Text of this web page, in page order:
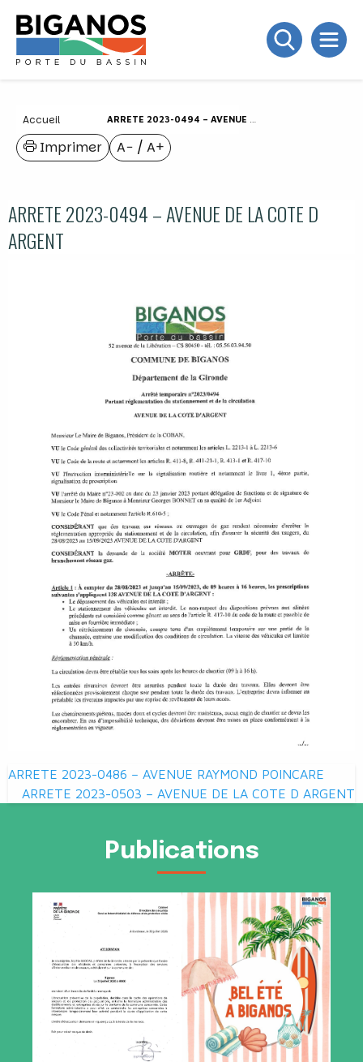
Accueil ARRETE 2023-0494 – AVENUE DE LA COTE D ARGENT
A− / A+
Imprimer
ARRETE 2023-0494 – AVENUE DE LA COTE D
ARGENT
Navigation
de
ARRETE 2023-0486 – AVENUE RAYMOND POINCARE
ARRETE 2023-0503 – AVENUE DE LA COTE D ARGENT
Publications